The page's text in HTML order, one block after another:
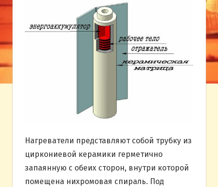
Нагреватели представляют собой трубку из
циркониевой керамики герметично
запаянную с обеих сторон, внутри которой
помещена нихромовая спираль. Под